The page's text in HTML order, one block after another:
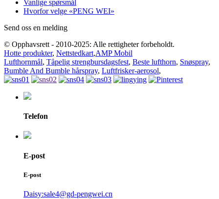
Vanlige spørsmål
Hvorfor velge «PENG WEI»
Send oss ​​en melding
© Opphavsrett - 2010-2025: Alle rettigheter forbeholdt.
Hotte produkter, Nettstedkart,AMP Mobil
Lufthornmål, Tåpelig strengbursdagsfest, Beste lufthorn, Snøspray,
Bumble And Bumble hårspray, Luftfrisker-aerosol,
Telefon
E-post
E-post
Daisy:sale4@gd-pengwei.cn